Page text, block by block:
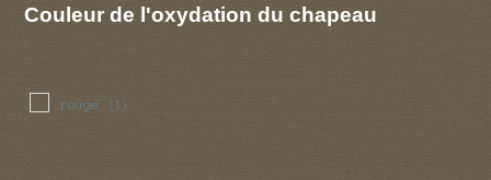
Couleur de l'oxydation du chapeau
rouge (1)